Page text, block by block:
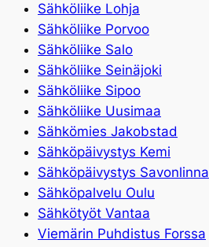
Sähköliike Lohja
Sähköliike Porvoo
Sähköliike Salo
Sähköliike Seinäjoki
Sähköliike Sipoo
Sähköliike Uusimaa
Sähkömies Jakobstad
Sähköpäivystys Kemi
Sähköpäivystys Savonlinna
Sähköpalvelu Oulu
Sähkötyöt Vantaa
Viemärin Puhdistus Forssa